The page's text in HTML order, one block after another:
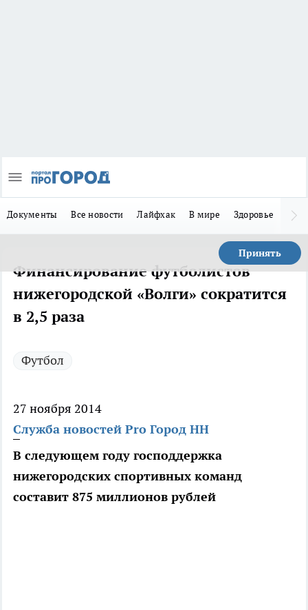
Документы Все новости Лайфхак В мире Здоровье
Принять
Финансирование футболистов
нижегородской «Волги» сократится
в 2,5 раза
Футбол
27 ноября 2014
Служба новостей Pro Город НН
В следующем году господдержка
нижегородских спортивных команд
составит 875 миллионов рублей